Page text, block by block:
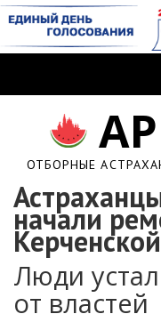
ОТБОРНЫЕ
начали
Керченской
Люди
от властей